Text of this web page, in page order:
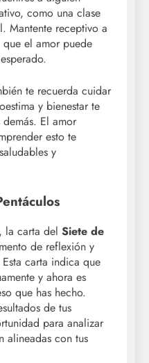
como una clase
Mantente receptivo a
que el amor puede
te recuerda cuidar
y bienestar te
El amor
esto te
y
la carta del Siete de
de reflexión y
carta indica que
y ahora es
que has hecho.
de tus
para analizar
alineadas con tus